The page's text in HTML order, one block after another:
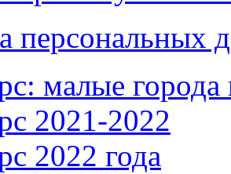
персональных
малые города
2021-2022
2022 года